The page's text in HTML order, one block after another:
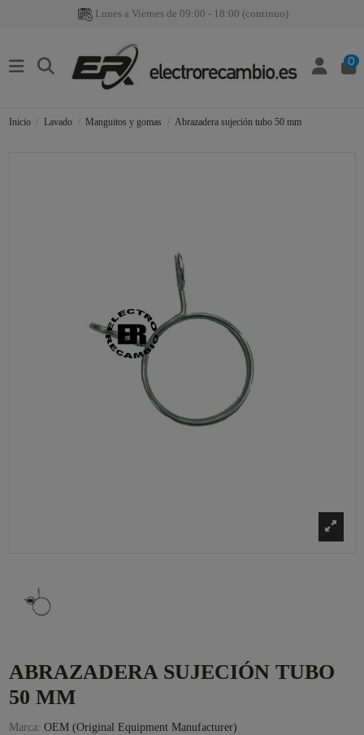
Lunes a Viernes de 09:00 - 18:00 (continuo)
0
Inicio Lavado Manguitos y gomas Abrazadera sujeción tubo 50 mm
ABRAZADERA SUJECIÓN TUBO
50 MM
Marca: OEM (Original Equipment Manufacturer)